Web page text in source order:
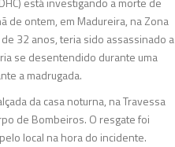
de ontem, em Madureira, na Zona
32 anos, teria sido assassinado a
se desentendido durante uma
a madrugada.
da casa noturna, na Travessa
de Bombeiros. O resgate foi
local na hora do incidente.